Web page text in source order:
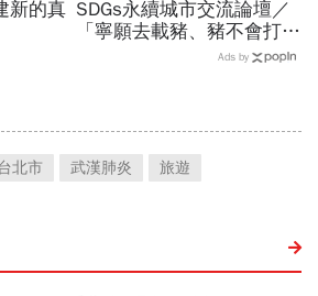
新的真 SDGs永續城市交流論壇／
「寧願去載豬、豬不會打
1999」翻轉客運司機荒！
Ads by
北市 武漢肺炎 旅遊